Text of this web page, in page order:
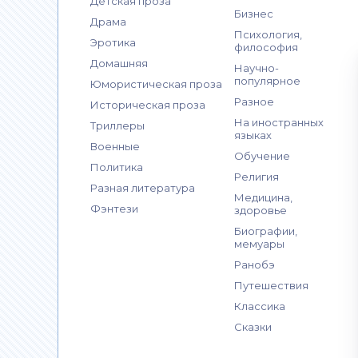
Драма
Эротика
Домашняя
Юмористическая проза
Историческая проза
Триллеры
Военные
Политика
Разная литература
Фэнтези
Бизнес
Психология,
философия
Научно-
популярное
Разное
На иностранных
языках
Обучение
Религия
Медицина,
здоровье
Биографии,
мемуары
Ранобэ
Путешествия
Классика
Сказки